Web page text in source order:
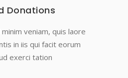
Donations
veniam, quis laore
in iis qui facit eorum
exerci tation